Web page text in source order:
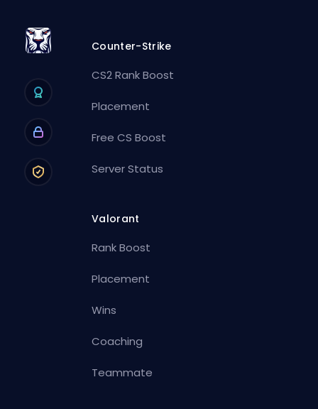
Counter-Strike
CS2 Rank Boost
Placement
Free CS Boost
Server Status
Valorant
Rank Boost
Placement
Wins
Coaching
Teammate